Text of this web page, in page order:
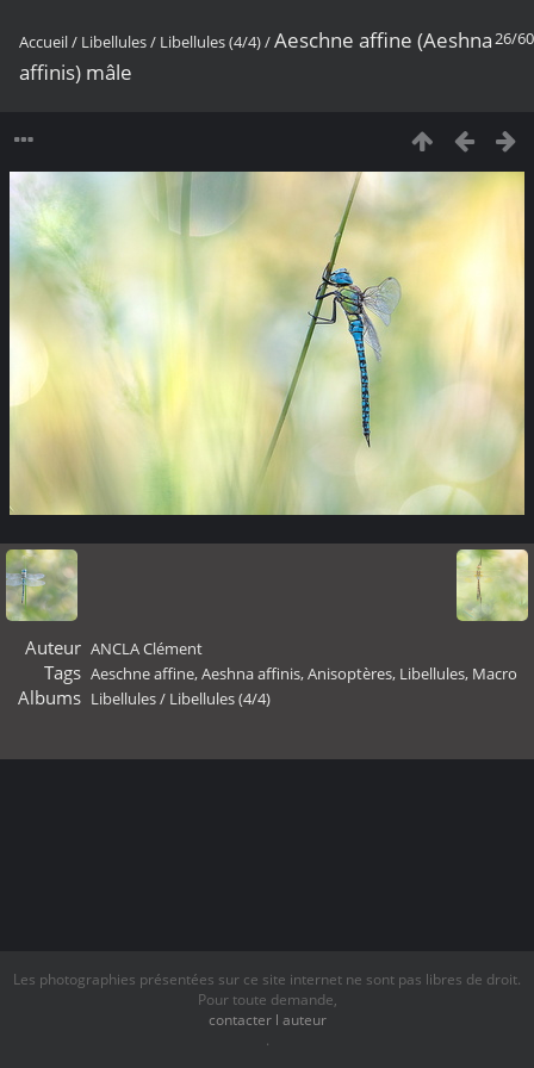
26/60
Accueil/ Libellules/ Libellules (4/4)/Aeschne affine (Aeshna
affinis) mâle
Auteur ANCLA Clément
Tags Aeschne affine,Aeshna affinis,Anisoptères, Libellules, Macro
Albums Libellules/ Libellules (4/4)
Les photographies présentées sur ce site internet ne sont pas libres de droit.
Pour toute demande,
contacter l auteur
.